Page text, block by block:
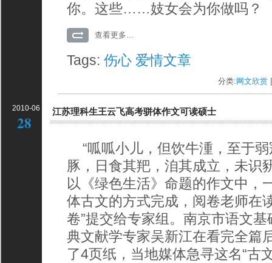
你。这些……妓女会为你做吗？
查看更多...
Tags:伤心 爱情文章
分类: 网文欣赏
2010-06
28
江苏理科生王云飞高考骈体作文可读硕士
“呱呱小儿，但饮牛湩，至于
豚，日食其羓，洎其成立，未识
以《绿色生活》命题的作文中，
体古文的方式完成，阅卷老师在
卷”提交给专家组。南京市语文
典文献学专家吴新江在看完全篇
了4页纸，当地媒体急寻这名“古